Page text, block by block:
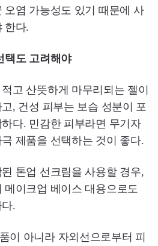
오염 가능성도 있기 때문에 사
한다.
도 고려해야
고 산뜻하게 마무리되는 젤이
, 건성 피부는 보습 성분이 포
다. 민감한 피부라면 무기자
제품을 선택하는 것이 좋다.
톤업 선크림을 사용할 경우,
메이크업 베이스 대용으로도
.
이 아니라 자외선으로부터 피